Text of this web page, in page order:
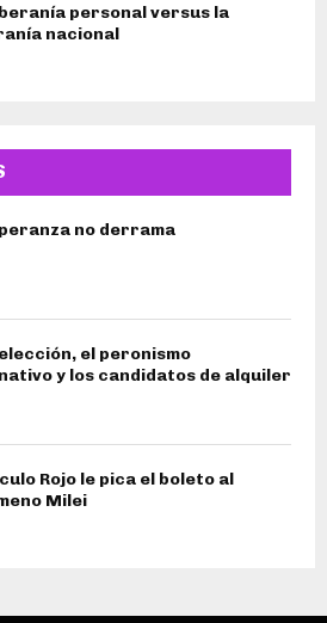
personal versus la
nacional
no derrama
el peronismo
y los candidatos de alquiler
Rojo le pica el boleto al
Milei